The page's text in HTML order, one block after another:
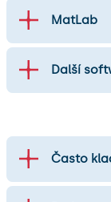
MatLab
Další
Často